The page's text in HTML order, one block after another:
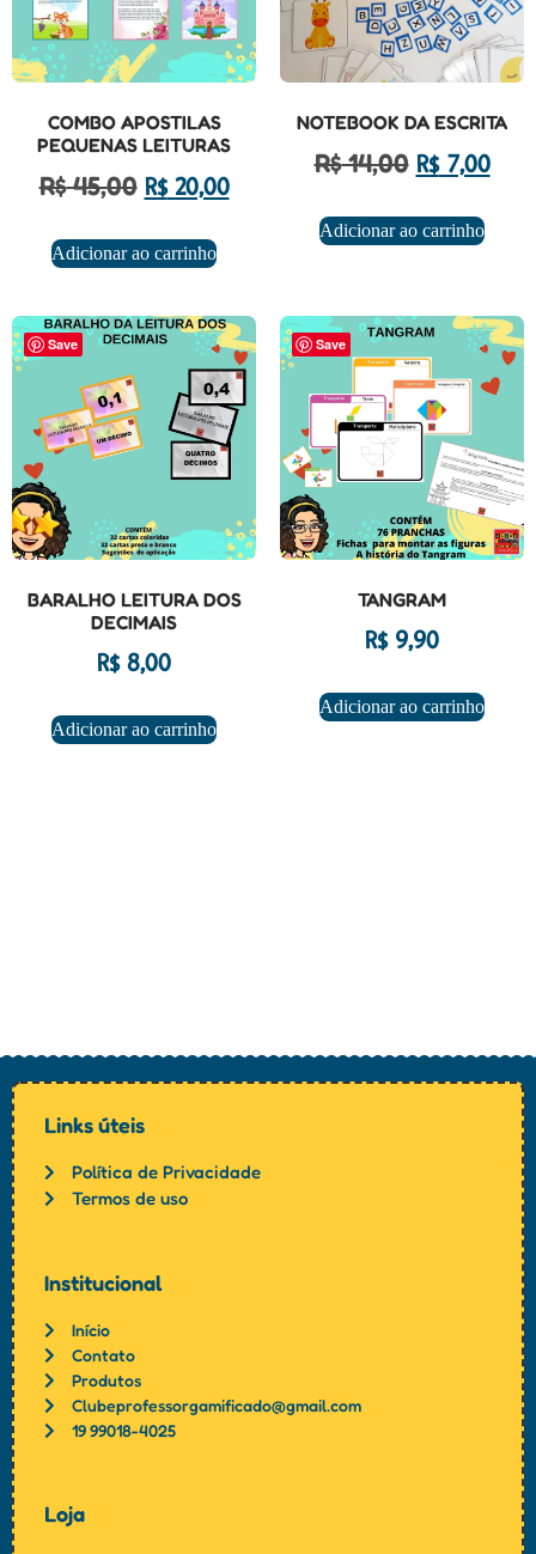
COMBO APOSTILAS
PEQUENAS LEITURAS
R$45,00 R$20,00
Adicionar ao carrinho
NOTEBOOK DA ESCRITA
R$14,00 R$7,00
Adicionar ao carrinho
Save
BARALHO LEITURA DOS
DECIMAIS
R$8,00
Adicionar ao carrinho
Save
TANGRAM
R$9,90
Adicionar ao carrinho
Links úteis
Política de Privacidade
Termos de uso
Institucional
Início
Contato
Produtos
Clubeprofessorgamificado@gmail.com
19 99018-4025
Loja